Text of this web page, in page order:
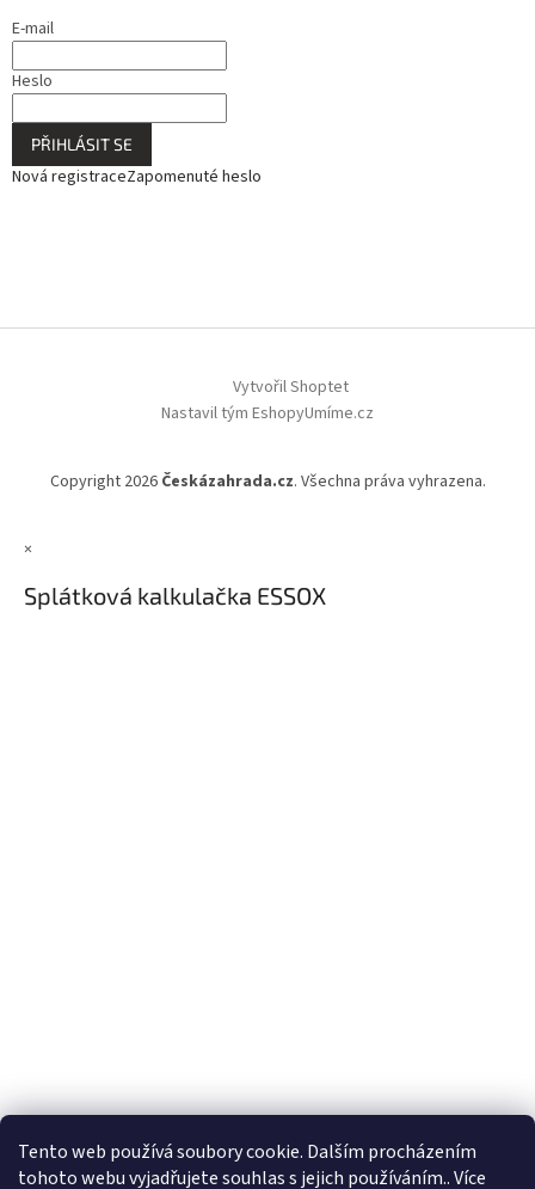
Tento web používá soubory cookie. Dalším procházením
tohoto webu vyjadřujete souhlas s jejich používáním.. Více
E-mail
Heslo
PŘIHLÁSIT SE
Nová registraceZapomenuté heslo
Vytvořil Shoptet
Nastavil tým EshopyUmíme.cz
Copyright 2026 Českázahrada.cz. Všechna práva vyhrazena.
×
Splátková kalkulačka ESSOX